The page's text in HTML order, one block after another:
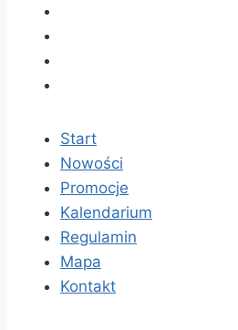
Start
Nowości
Promocje
Kalendarium
Regulamin
Mapa
Kontakt